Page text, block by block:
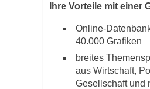
Ihre Vorteile mit einer
Online-
40.000 Grafiken
breites
aus Wirtschaft,
Gesellschaft und